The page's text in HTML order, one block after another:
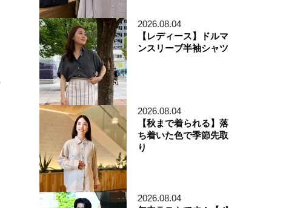
2026.08.04
【レディース】ドルマ
ンスリーブ半袖シャツ
2026.08.04
【秋まで着られる】落
ち着いた色で季節先取
り
2026.08.04